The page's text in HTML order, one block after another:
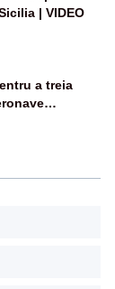
| VIDEO
a treia
ridicate de la